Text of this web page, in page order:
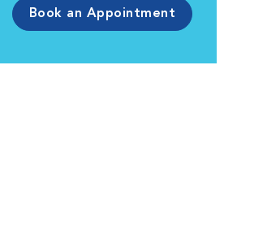
Book an Appointment